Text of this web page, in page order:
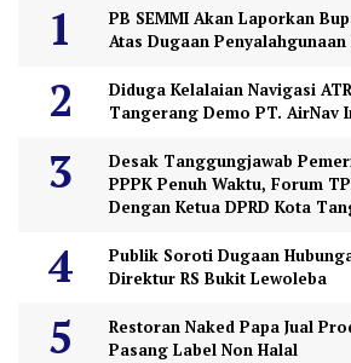
PB SEMMI Akan Laporkan
Atas Dugaan Penyalahgunaan
Diduga Kelalaian Navigasi
Tangerang Demo PT. AirNav
Desak Tanggungjawab
PPPK Penuh Waktu, Forum
Dengan Ketua DPRD Kota
Publik Soroti Dugaan
Direktur RS Bukit Lewoleba
Restoran Naked Papa Jual
Pasang Label Non Halal